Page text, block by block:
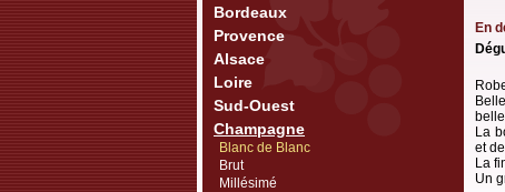
Bordeaux
Provence
Alsace
Loire
Sud-Ouest
Champagne
Blanc de Blanc
Brut
Millésimé
En
La
et
La
Un